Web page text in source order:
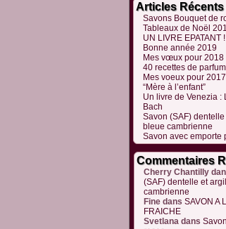
Articles Récents
Savons Bouquet de
Tableaux de Noël
UN LIVRE EPATANT !
Bonne année 2019
Mes vœux pour 2018
40 recettes de
Mes voeux pour
“Mère à l’enfant”
Un livre de Venezia :
Bach
Savon (SAF)
bleue cambrienne
Savon avec emporte
Commentaires
Cherry Chantilly
(SAF) dentelle et
cambrienne
Fine dans SAVON A
FRAICHE
Svetlana dans